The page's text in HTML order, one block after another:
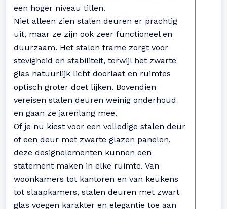
een hoger niveau tillen.
Niet alleen zien stalen deuren er prachtig
uit, maar ze zijn ook zeer functioneel en
duurzaam. Het stalen frame zorgt voor
stevigheid en stabiliteit, terwijl het zwarte
glas natuurlijk licht doorlaat en ruimtes
optisch groter doet lijken. Bovendien
vereisen stalen deuren weinig onderhoud
en gaan ze jarenlang mee.
Of je nu kiest voor een volledige stalen deur
of een deur met zwarte glazen panelen,
deze designelementen kunnen een
statement maken in elke ruimte. Van
woonkamers tot kantoren en van keukens
tot slaapkamers, stalen deuren met zwart
glas voegen karakter en elegantie toe aan